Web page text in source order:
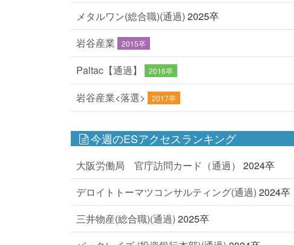
メタルワン(総合職)(通過) 2025卒
岩谷産業
2015卒
Paltac【通過】 2016卒
岩谷産業<落選> 2017卒
今週のESアクセスランキング
大阪労働局 官庁訪問カード（通過）
2024卒
デロイトトーマツコンサルティング(通過) 2024卒
三井物産(総合職)(通過) 2025卒